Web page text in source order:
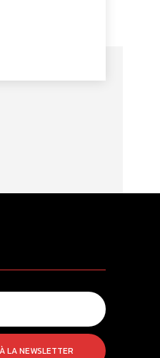
LA NEWSLETTER